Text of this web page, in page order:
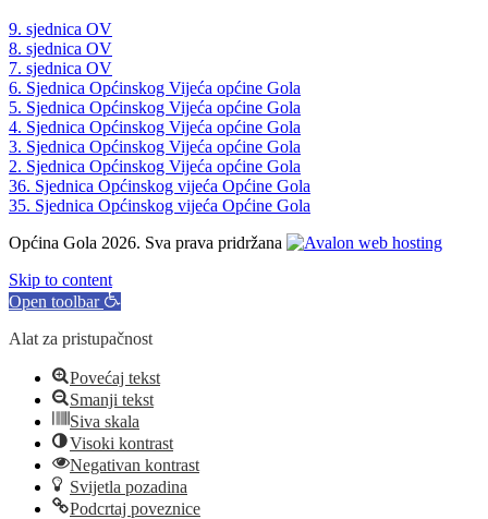
9. sjednica OV
8. sjednica OV
7. sjednica OV
6. Sjednica Općinskog Vijeća općine Gola
5. Sjednica Općinskog Vijeća općine Gola
4. Sjednica Općinskog Vijeća općine Gola
3. Sjednica Općinskog Vijeća općine Gola
2. Sjednica Općinskog Vijeća općine Gola
36. Sjednica Općinskog vijeća Općine Gola
35. Sjednica Općinskog vijeća Općine Gola
Općina Gola 2026. Sva prava pridržana
Skip to content
Open toolbar
Alat za pristupačnost
Povećaj tekst
Smanji tekst
Siva skala
Visoki kontrast
Negativan kontrast
Svijetla pozadina
Podcrtaj poveznice